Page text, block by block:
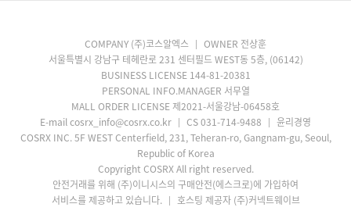
COMPANY (주)코스알엑스
OWNER 전상훈
서울특별시 강남구 테헤란로 231 센터필드 WEST동 5층, (06142)
BUSINESS LICENSE 144-81-20381
PERSONAL INFO.MANAGER 서무열
MALL ORDER LICENSE 제2021-서울강남-06458호
E-mail cosrx_info@cosrx.co.kr
CS 031-714-9488
윤리경영
COSRX INC. 5F WEST Centerfield, 231, Teheran-ro, Gangnam-gu, Seoul,
Republic of Korea
Copyright COSRX All right reserved.
안전거래를 위해 (주)이니시스의 구매안전(에스크로)에 가입하여
서비스를 제공하고 있습니다.
호스팅 제공자 (주)커넥트웨이브